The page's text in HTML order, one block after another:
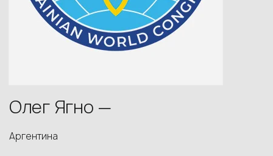
Олег Ягно —
Аргентина